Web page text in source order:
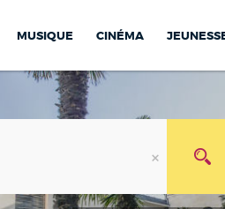
MUSIQUE CINÉMA